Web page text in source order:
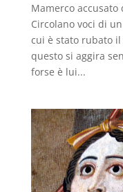
Mamerco
Circolano voci di
cui è stato rubato
questo si aggira
forse è lui...